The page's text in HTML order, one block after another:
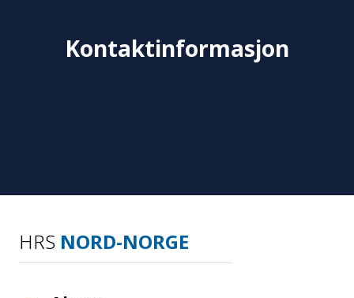
Kontaktinformasjon
HRS NORD-NORGE